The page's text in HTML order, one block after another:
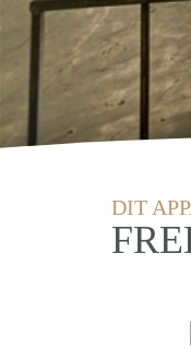
DIT